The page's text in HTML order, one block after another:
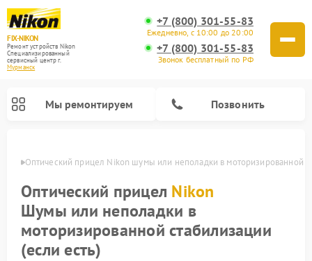
FIX-NIKON
Ремонт устройств Nikon
Специализированный
cервисный центр г.
Мурманск
+7 (800) 301-55-83
Ежедневно, с 10:00 до 20:00
+7 (800) 301-55-83
Звонок бесплатный по РФ
Мы ремонтируем Позвонить
Оптический прицел Nikon шумы или неполадки в моторизированной
Оптический прицел Nikon
Шумы или неполадки в
моторизированной стабилизации
(если есть)